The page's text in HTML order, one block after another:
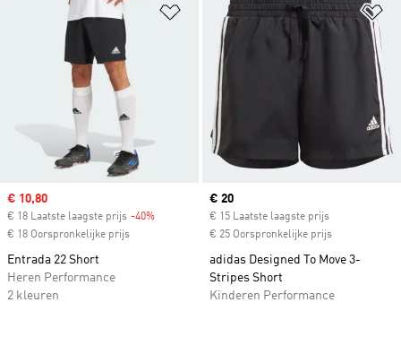
Op verlanglijst zetten
Sale price
€ 10,80
€ 18 Laatste laagste prijs -40%
€ 18 Oorspronkelijke prijs
Entrada 22 Short
Heren Performance
2 kleuren
Current price
€ 20
€ 15 Laatste laagste prijs
€ 25 Oorspronkelijke prijs
adidas Designed To Move 3-
Stripes Short
Kinderen Performance